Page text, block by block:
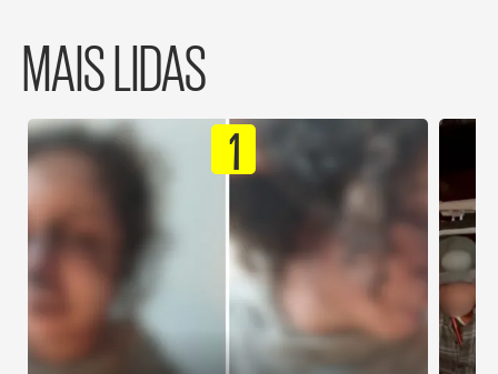
MAIS LIDAS
1